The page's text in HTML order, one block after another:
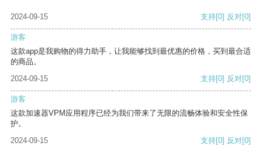
2024-09-15 支持[0] 反对[0]
游客
这款app是我购物的得力助手，让我能够找到最优惠的价格，买到最合适
的商品。
2024-09-15
支持[0] 反对[0]
游客
这款加速器VPM应用程序已经为我们带来了无限的流畅体验和安全性保
护。
2024-09-15
支持[0] 反对[0]